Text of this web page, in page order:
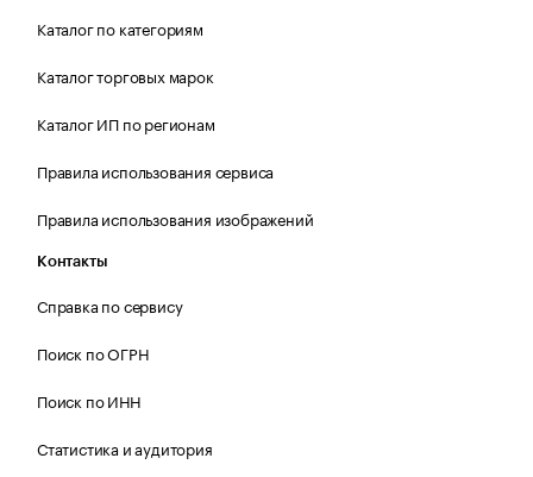
Каталог по категориям
Каталог торговых марок
Каталог ИП по регионам
Правила использования сервиса
Правила использования изображений
Контакты
Справка по сервису
Поиск по ОГРН
Поиск по ИНН
Статистика и аудитория